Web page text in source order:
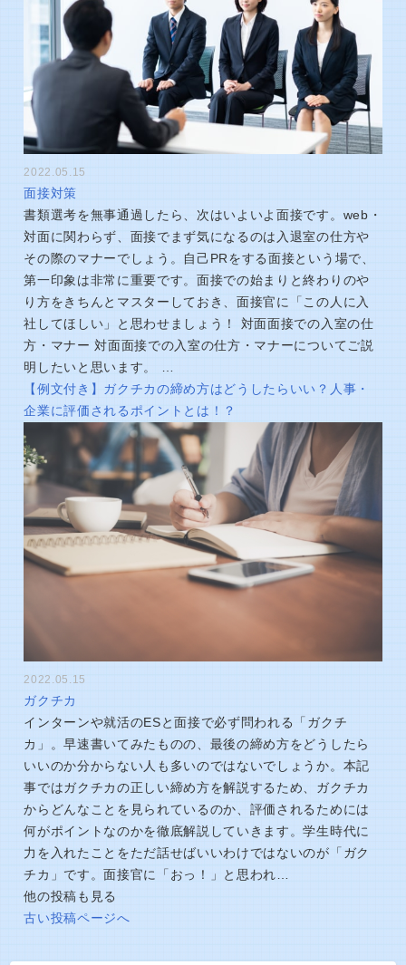
2022.05.15
面接対策
書類選考を無事通過したら、次はいよいよ面接です。web・
対面に関わらず、面接でまず気になるのは入退室の仕方や
その際のマナーでしょう。自己PRをする面接という場で、
第一印象は非常に重要です。面接での始まりと終わりのや
り方をきちんとマスターしておき、面接官に「この人に入
社してほしい」と思わせましょう！ 対面面接での入室の仕
方・マナー 対面面接での入室の仕方・マナーについてご説
明したいと思います。 …
【例文付き】ガクチカの締め方はどうしたらいい？人事・
企業に評価されるポイントとは！？
2022.05.15
ガクチカ
インターンや就活のESと面接で必ず問われる「ガクチ
カ」。早速書いてみたものの、最後の締め方をどうしたら
いいのか分からない人も多いのではないでしょうか。本記
事ではガクチカの正しい締め方を解説するため、ガクチカ
からどんなことを見られているのか、評価されるためには
何がポイントなのかを徹底解説していきます。学生時代に
力を入れたことをただ話せばいいわけではないのが「ガク
チカ」です。面接官に「おっ！」と思われ…
他の投稿も見る
古い投稿ページへ